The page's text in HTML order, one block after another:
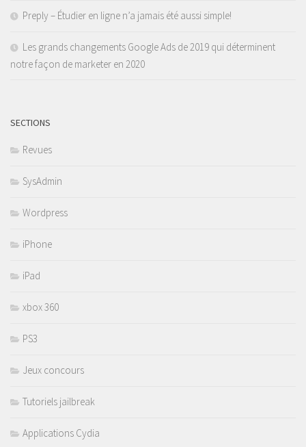
Preply – Étudier en ligne n’a jamais été aussi simple!
Les grands changements Google Ads de 2019 qui déterminent
notre façon de marketer en 2020
SECTIONS
Revues
SysAdmin
Wordpress
iPhone
iPad
xbox 360
PS3
Jeux concours
Tutoriels jailbreak
Applications Cydia